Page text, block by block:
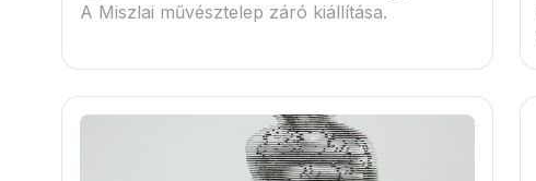
A Miszlai művésztelep záró kiállítása.